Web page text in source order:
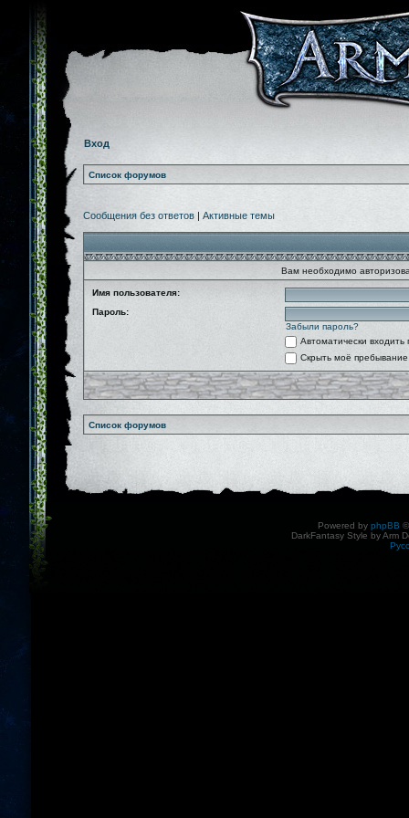
Вход
Список форумов
Сообщения без ответов | Активные темы
Вам необходимо
Имя пользователя:
Пароль:
Забыли пароль?
Автоматически
Скрыть моё
Список форумов
Powered by phpBB
DarkFantasy Style by Arm